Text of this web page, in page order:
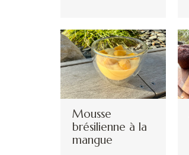
Mousse
brésilienne à la
mangue